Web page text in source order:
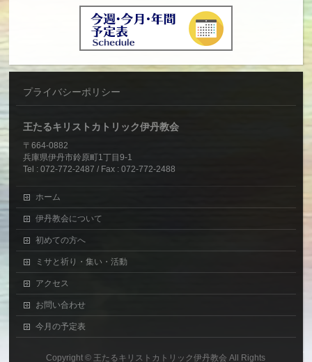
プライバシーポリシー
王たるキリストカトリック伊丹教会
〒664-0882
兵庫県伊丹市鈴原町1丁目9-1
Tel : 072-772-2487 / Fax : 072-772-2488
ホーム
伊丹教会について
初めての方へ
ミサと祈り・集い・活動
アクセス
お問い合わせ
今月の予定表
Copyright © 王たるキリストカトリック伊丹教会 All Rights